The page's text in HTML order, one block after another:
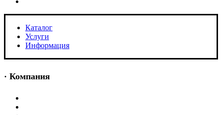
Каталог
Услуги
Информация
· Компания